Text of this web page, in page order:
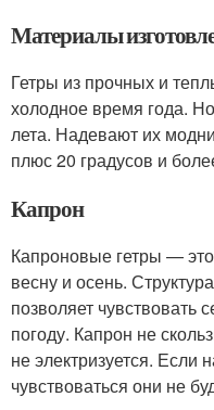
Материалы
Гетры из прочных и
холодное время года.
лета. Надевают их
плюс 20 градусов и
Капрон
Капроновые гетры —
весну и осень.
позволяет
погоду. Капрон не
не электризуется. Если
чувствоваться они не